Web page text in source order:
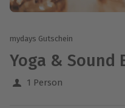
mydays Gutschein
Yoga & Sound
1 Person